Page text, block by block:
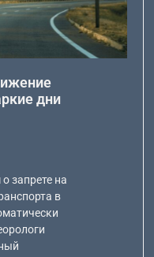
дни
запрете на
в